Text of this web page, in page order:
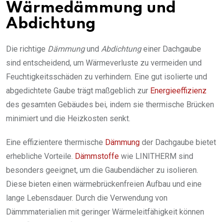
Wärmedämmung und
Abdichtung
Die richtige Dämmungund Abdichtungeiner Dachgaube
sind entscheidend, um Wärmeverluste zu vermeiden und
Feuchtigkeitsschäden zu verhindern. Eine gut isolierte und
abgedichtete Gaube trägt maßgeblich zur Energieeffizienz
des gesamten Gebäudes bei, indem sie thermische Brücken
minimiert und die Heizkosten senkt.
Eine effizientere thermische Dämmung der Dachgaube bietet
erhebliche Vorteile. Dämmstoffe wie LINITHERM sind
besonders geeignet, um die Gaubendächer zu isolieren.
Diese bieten einen wärmebrückenfreien Aufbau und eine
lange Lebensdauer. Durch die Verwendung von
Dämmmaterialien mit geringer Wärmeleitfähigkeit können